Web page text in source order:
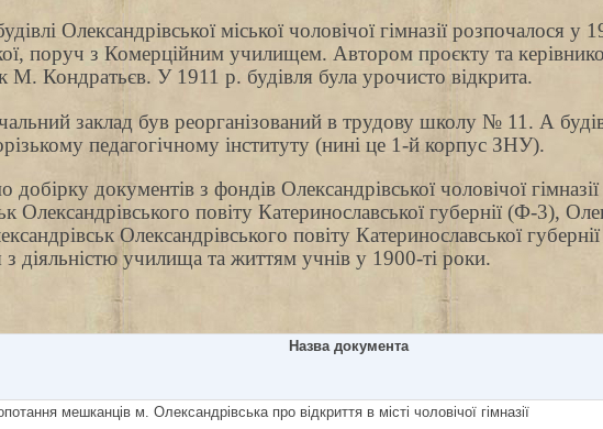
Олександрівської міської чоловічої гімназії розпочалося
поруч з Комерційним училищем. Автором проєкту та
М. Кондратьєв. У 1911 р. будівля була урочисто відкрита.
заклад був реорганізований в трудову школу № 11. А
педагогічному інституту (нині це 1-й корпус ЗНУ).
добірку документів з фондів Олександрівської чоловічої
Олександрівського повіту Катеринославської губернії (Ф-3),
Олександрівського повіту Катеринославської
діяльністю училища та життям учнів у 1900-ті роки.
Назва документа
мешканців м. Олександрівська про відкриття в місті чоловічої гімназії